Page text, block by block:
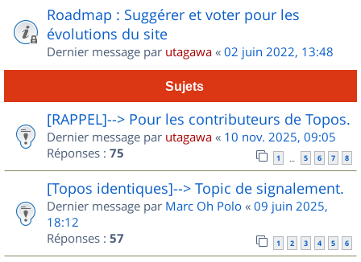
Roadmap : Suggérer et voter pour les
évolutions du site
Dernier message par utagawa « 02 juin 2022, 13:48
Sujets
[RAPPEL]--> Pour les contributeurs de Topos.
Dernier message par utagawa « 10 nov. 2025, 09:05
Réponses : 75 1 … 5 6 7 8
[Topos identiques]--> Topic de signalement.
Dernier message par Marc Oh Polo « 09 juin 2025,
18:12
Réponses : 57 1 2 3 4 5 6